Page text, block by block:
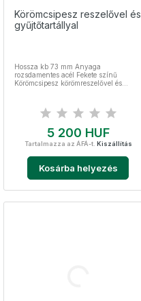
Körömcsipesz reszelővel és
gyűjtőtartállyal
Hossza kb 73 mm Anyaga
rozsdamentes acél Fekete színű
Körömcsipesz körömreszelővel és
Ár
5 200 HUF
Tartalmazza az ÁFÁ-t. Kiszállítás
Kosárba helyezés